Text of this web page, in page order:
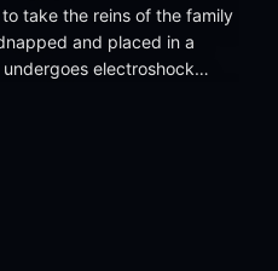
take the reins of the family
and placed in a
electroshock